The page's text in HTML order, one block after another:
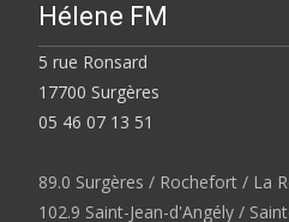
Hélene FM
5 rue Ronsard
17700 Surgères
05 46 07 13 51
89.0 Surgères / Rochefort / La
102.9 Saint-Jean-d'Angély /